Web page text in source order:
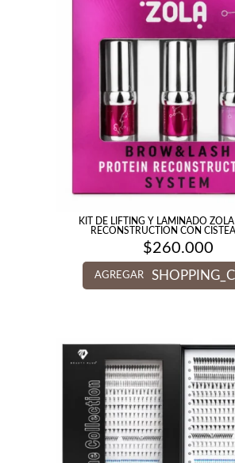
KIT DE LIFTING Y LAMINADO ZOLA
RECONSTRUCTION CON
$260.000
AGREGAR